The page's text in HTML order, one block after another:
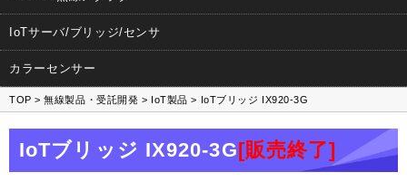
カーアクセサリー
サポート
採用情報
IoTサーバ/ブリッジ/センサ
カラーセンサー
TOP >無線製品・受託開発 > IoT製品 > IoTブリッジ IX920-3G
IoTブリッジ IX920-3G[販売終了]